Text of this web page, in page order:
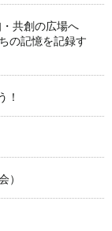
共創の広場へ
の記憶を記録す
！
）